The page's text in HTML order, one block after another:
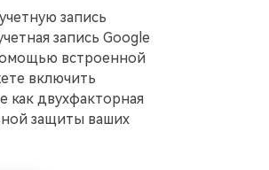
запись
запись Google
встроенной
включить
как двухфакторная
защиты ваших